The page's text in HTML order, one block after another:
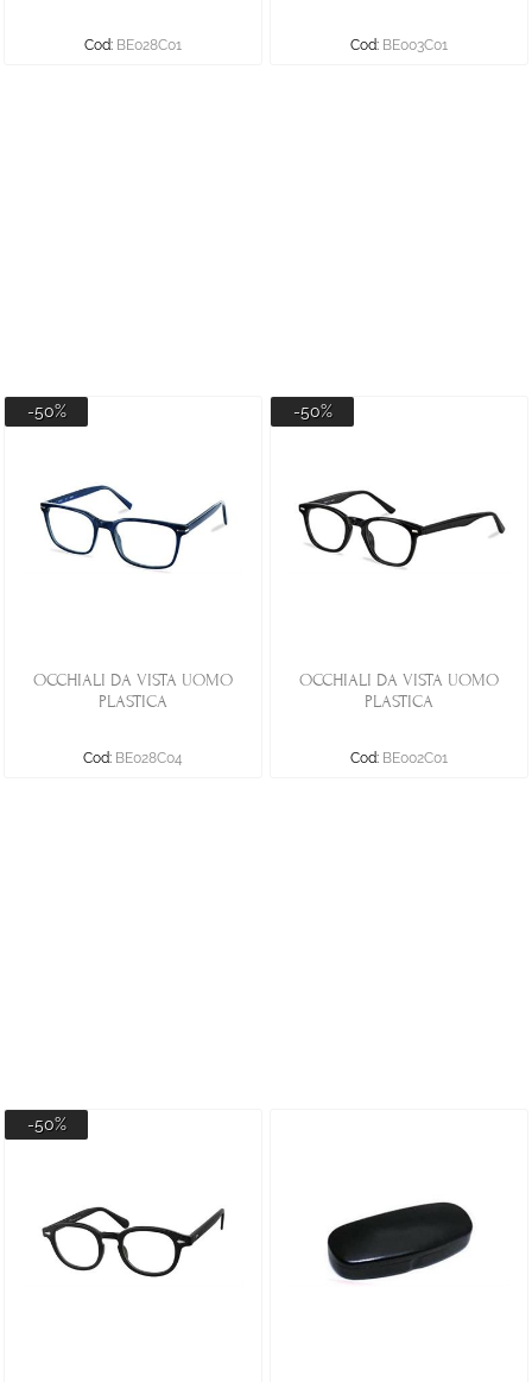
Cod: BE028C01 Cod: BE003C01
-50%
OCCHIALI DA VISTA UOMO
PLASTICA
Cod: BE028C04
-50%
OCCHIALI DA VISTA UOMO
PLASTICA
Cod: BE002C01
-50%